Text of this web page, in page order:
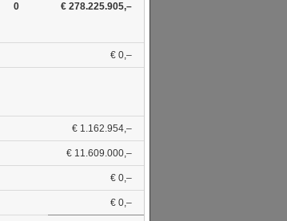
0 € 278.225.905,–
€ 0,–
€ 1.162.954,–
€ 11.609.000,–
€ 0,–
€ 0,–